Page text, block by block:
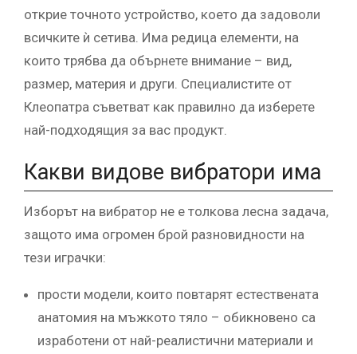
открие точното устройство, което да задоволи
всичките ѝ сетива. Има редица елементи, на
които трябва да обърнете внимание – вид,
размер, материя и други. Специалистите от
Клеопатра съветват как правилно да изберете
най-подходящия за вас продукт.
Какви видове вибратори има
Изборът на вибратор не е толкова лесна задача,
защото има огромен брой разновидности на
тези играчки:
прости модели, които повтарят естествената
анатомия на мъжкото тяло – обикновено са
изработени от най-реалистични материали и